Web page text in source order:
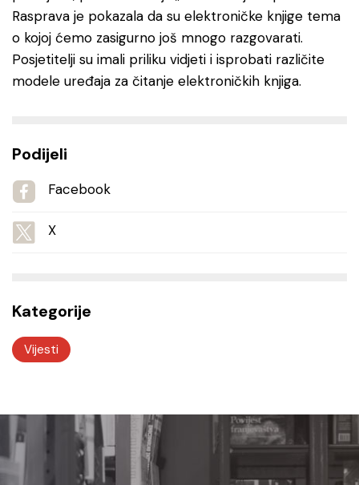
Rasprava je pokazala da su elektroničke knjige tema
o kojoj ćemo zasigurno još mnogo razgovarati.
Posjetitelji su imali priliku vidjeti i isprobati različite
modele uređaja za čitanje elektroničkih knjiga.
Podijeli
Facebook
X
Kategorije
Vijesti